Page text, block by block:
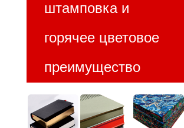
штамповка и
горячее цветовое
преимущество